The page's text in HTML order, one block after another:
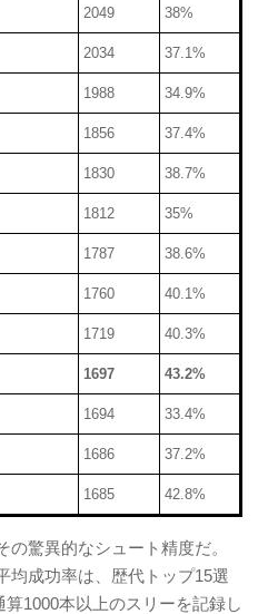
2049 38%
2034 37.1%
1988 34.9%
1856 37.4%
1830 38.7%
1812 35%
1787 38.6%
1760 40.1%
1719 40.3%
1697 43.2%
1694 33.4%
1686 37.2%
1685 42.8%
驚異的なシュート精度だ。
均成功率は、歴代トップ15選
1000本以上のスリーを記録し